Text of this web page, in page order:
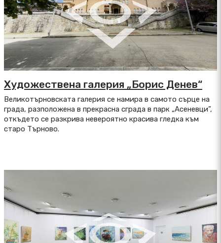
Художествена галерия „Борис Денев“
Великотърновската галерия се намира в самото сърце на
града, разположена в прекрасна сграда в парк „Асеневци”,
откъдето се разкрива невероятно красива гледка към
старо Търново.